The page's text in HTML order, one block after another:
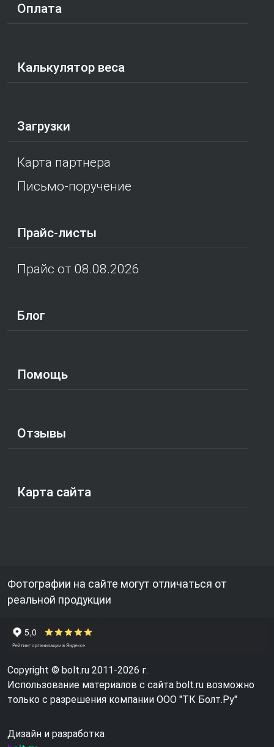
Оплата
Калькулятор веса
Загрузки
Карта партнера
Письмо-поручение
Прайс-листы
Прайс от 08.08.2026
Блог
Помощь
Отзывы
Карта сайта
Фотографии на сайте могут отличаться от
реальной продукции
Copyright © bolt.ru 2011-2026 г.
Использование материалов с сайта bolt.ru возможно
только с разрешения компании ООО "ТК Болт.Ру"
Дизайн и разработка